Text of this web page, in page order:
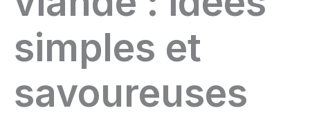
simples et
savoureuses